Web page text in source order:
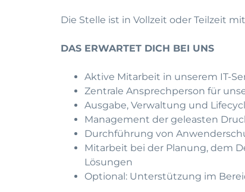
Die Stelle ist in Vollzeit oder Teilzeit
DAS ERWARTET DICH BEI UNS
Aktive Mitarbeit in unserem IT-
Zentrale Ansprechperson für
Ausgabe, Verwaltung und
Management der geleasten
Durchführung von
Mitarbeit bei der Planung, dem
Lösungen
Optional: Unterstützung im